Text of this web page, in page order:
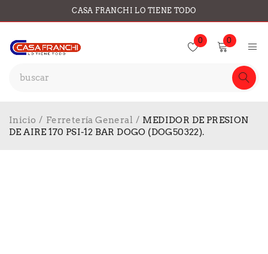
CASA FRANCHI LO TIENE TODO
0 0
Inicio / Ferretería General / MEDIDOR DE PRESION
DE AIRE 170 PSI-12 BAR DOGO (DOG50322).